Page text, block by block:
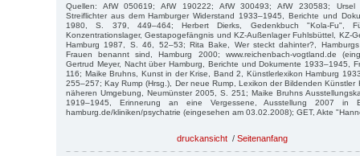
Quellen: AfW 050619; AfW 190222; AfW 300493; AfW 230583; Ursel
Streiflichter aus dem Hamburger Widerstand 1933–1945, Berichte und
1980, S. 379, 449–464; Herbert Dierks, Gedenkbuch "Kola-Fu",
Konzentrationslager, Gestapogefängnis und KZ-Außenlager Fuhlsbüttel, KZ-
Hamburg 1987, S. 46, 52–53; Rita Bake, Wer steckt dahinter?,
Frauen benannt sind, Hamburg 2000; www.reichenbach-vogtland.de
Gertrud Meyer, Nacht über Hamburg, Berichte und Dokumente 1933–1945,
116; Maike Bruhns, Kunst in der Krise, Band 2, Künstlerlexikon Hamburg
255–257; Kay Rump (Hrsg.), Der neue Rump, Lexikon der Bildenden Künstler
näheren Umgebung, Neumünster 2005, S. 251; Maike Bruhns
1919–1945, Erinnerung an eine Vergessene, Ausstellung 2007 in
hamburg.de/kliniken/psychatrie (eingesehen am 03.02.2008); GET, Akte
druckansicht / Seitenanfang